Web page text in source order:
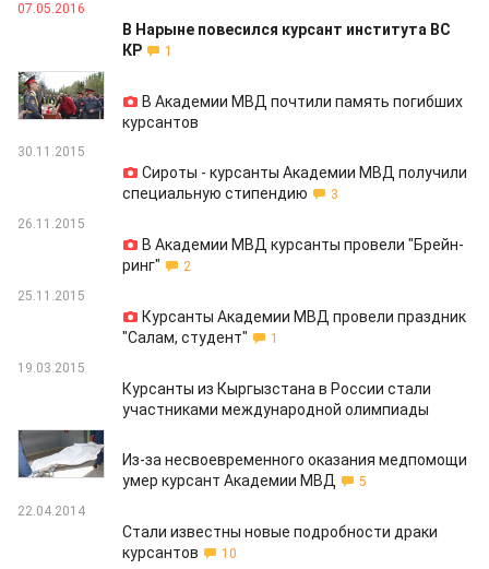
07.05.2016
В Нарыне повесился курсант института ВС
КР
1
07.04.2016
В Академии МВД почтили память погибших
курсантов
30.11.2015
Сироты - курсанты Академии МВД получили
специальную стипендию
3
26.11.2015
В Академии МВД курсанты провели "Брейн-
ринг"
2
25.11.2015
Курсанты Академии МВД провели праздник
"Салам, студент"
1
19.03.2015
Курсанты из Кыргызстана в России стали
участниками международной олимпиады
18.03.2015
Из-за несвоевременного оказания медпомощи
умер курсант Академии МВД
5
22.04.2014
Стали известны новые подробности драки
курсантов
10